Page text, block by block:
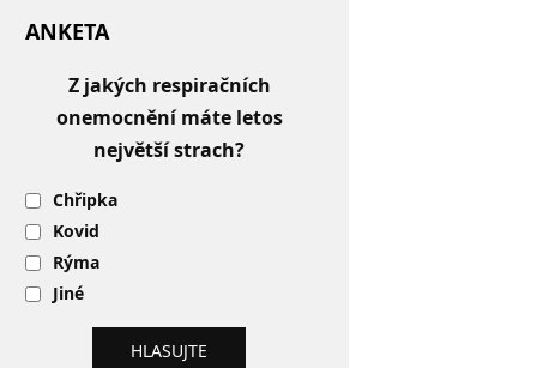
ANKETA
Z jakých respiračních
onemocnění máte letos
největší strach?
Chřipka
Kovid
Rýma
Jiné